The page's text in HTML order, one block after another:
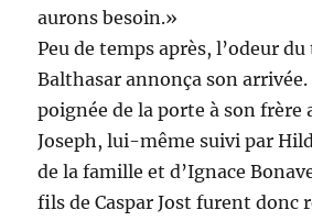
aurons besoin.»
Peu de temps après, l’odeur du
Balthasar annonça son arrivée.
poignée de la porte à son frère
Joseph, lui-même suivi par
de la famille et d’Ignace
fils de Caspar Jost furent donc